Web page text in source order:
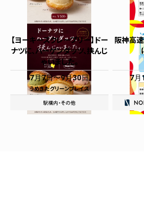
【ヨーキーズクレープリー】ドー
ナツに、ハーゲンダッツ、挟んじ
ゃいました。
7月7日 9月30日
うめきたグリーンプレイス
阪神高
7月